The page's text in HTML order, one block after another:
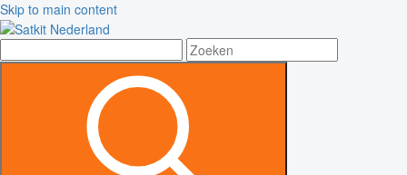
Skip to main content